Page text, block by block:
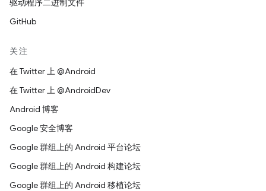
驱动程序二进制文件
GitHub
关注
在 Twitter 上 @Android
在 Twitter 上 @AndroidDev
Android 博客
Google 安全博客
Google 群组上的 Android 平台论坛
Google 群组上的 Android 构建论坛
Google 群组上的 Android 移植论坛